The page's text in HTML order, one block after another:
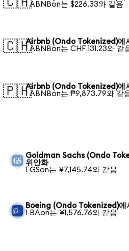
1 ABNBon는 $226.33와 같음
🇨🇭Airbnb (Ondo Tokenized)에
1 ABNBon는 CHF 131.23와 같
🇵🇭Airbnb (Ondo Tokenized)에
1 ABNBon는 ₱9,873.79와 같
Goldman Sachs (Ondo
위안화
1 GSon는 ¥7,145.74와 같음
Boeing (Ondo Tokenized)에
1 BAon는 ¥1,576.76와 같음